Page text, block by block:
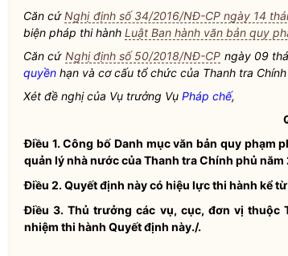
Căn cứNghị định số 34/2016/NĐ-CP ngày 14
biện pháp thi hành Luật Ban hành văn bản quy
Căn cứ Nghị định số 50/2018/NĐ-CP ngày 09
quyền hạn và cơ cấu tổ chức của Thanh tra
Xét đề nghị của Vụ trưởng Vụ Pháp chế,
Điều 1. Công bố Danh mụcvăn bản quy phạm
quản lý nhà nướccủa Thanh tra Chính phủ
Điều 2.Quyết định này có hiệu lực thi hành kể
Điều 3. Thủ trưởng các vụ, cục, đơn vị thuộc
nhiệm thi hành Quyết định này./.